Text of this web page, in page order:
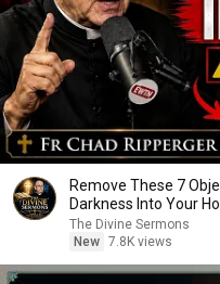
Remove These 7
Darkness Into Your
The Divine Sermons
New 7.8K views